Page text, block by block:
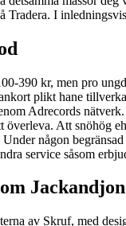
Tradera. I
390 kr, men pro
plikt hane
Adrecords
överleva. Att
någon
service såsom
av Skruf, med